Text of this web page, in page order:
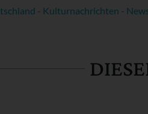
- Kulturnachrichten -